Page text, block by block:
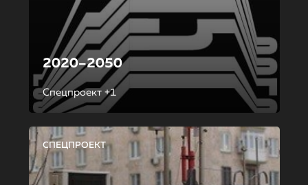
2020–2050
Спецпроект +1
СПЕЦПРОЕКТ